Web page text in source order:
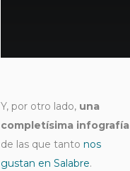
Y, por otro lado, una
completísima infografía
de las que tanto nos
gustan en Salabre.